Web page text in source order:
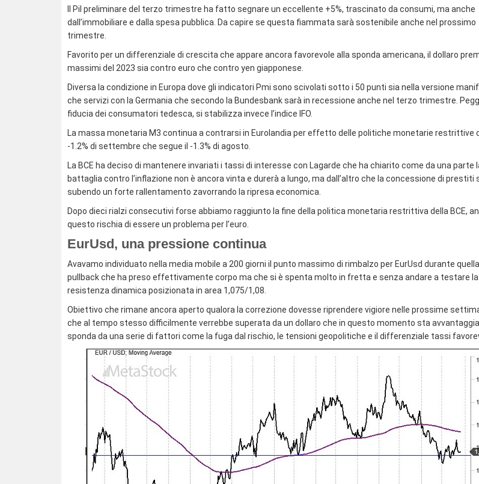
Il Pil preliminare del terzo trimestre ha fatto segnare un eccellente +5%, trascinato da consumi, ma anche
dall’immobiliare e dalla spesa pubblica. Da capire se questa fiammata sarà sostenibile anche nel prossimo
trimestre.
Favorito per un differenziale di crescita che appare ancora favorevole alla sponda americana, il dollaro
massimi del 2023 sia contro euro che contro yen giapponese.
Diversa la condizione in Europa dove gli indicatori Pmi sono scivolati sotto i 50 punti sia nella versione
che servizi con la Germania che secondo la Bundesbank sarà in recessione anche nel terzo trimestre.
fiducia dei consumatori tedesca, si stabilizza invece l’indice IFO.
La massa monetaria M3 continua a contrarsi in Eurolandia per effetto delle politiche monetarie restrittive
-1.2% di settembre che segue il -1.3% di agosto.
La BCE ha deciso di mantenere invariati i tassi di interesse con Lagarde che ha chiarito come da una parte
battaglia contro l’inflazione non è ancora vinta e durerà a lungo, ma dall’altro che la concessione di prestiti
subendo un forte rallentamento zavorrando la ripresa economica.
Dopo dieci rialzi consecutivi forse abbiamo raggiunto la fine della politica monetaria restrittiva della BCE,
questo rischia di essere un problema per l’euro.
EurUsd, una pressione continua
Avavamo individuato nella media mobile a 200 giorni il punto massimo di rimbalzo per EurUsd durante
pullback che ha preso effettivamente corpo ma che si è spenta molto in fretta e senza andare a testare la
resistenza dinamica posizionata in area 1,075/1,08.
Obiettivo che rimane ancora aperto qualora la correzione dovesse riprendere vigiore nelle prossime
che al tempo stesso difficilmente verrebbe superata da un dollaro che in questo momento sta
sponda da una serie di fattori come la fuga dal rischio, le tensioni geopolitiche e il differenziale tassi